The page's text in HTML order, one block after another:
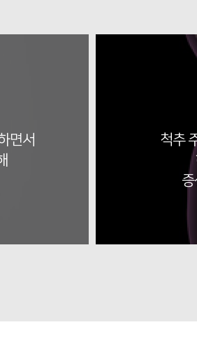
면서
척추